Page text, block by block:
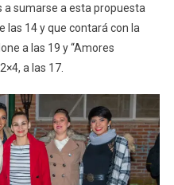
a sumarse a esta propuesta
las 14 y que contará con la
a las 19 y “Amores
a las 17.